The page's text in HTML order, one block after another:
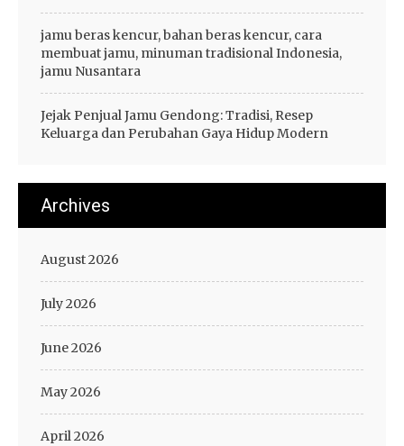
jamu beras kencur, bahan beras kencur, cara
membuat jamu, minuman tradisional Indonesia,
jamu Nusantara
Jejak Penjual Jamu Gendong: Tradisi, Resep
Keluarga dan Perubahan Gaya Hidup Modern
Archives
August 2026
July 2026
June 2026
May 2026
April 2026